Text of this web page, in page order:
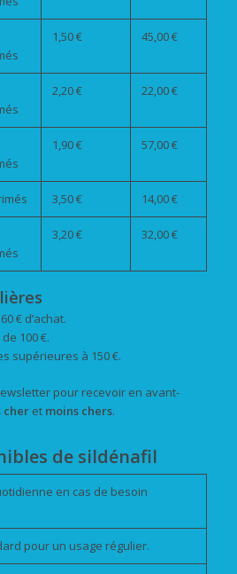
1,50 € 45,00 €
2,20 € 22,00 €
1,90 € 57,00 €
3,50 € 14,00 €
3,20 € 32,00 €
€ d’achat.
100 €.
supérieures à 150 €.
pour recevoir en avant-
cheret moins chers.
de sildénafil
en cas de besoin
pour un usage régulier.